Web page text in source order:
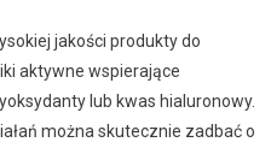
jakości produkty do
aktywne wspierające
lub kwas hialuronowy.
można skutecznie zadbać o